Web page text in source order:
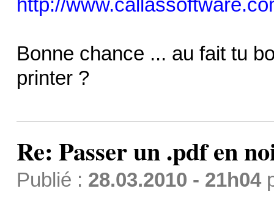
http://
Bonne chance ... au fait tu
printer ?
Re: Passer un .pdf en
Publié : 28.03.2010 - 21h04